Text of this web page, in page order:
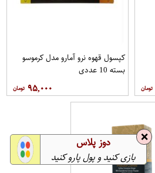
کپسول قهوه نرو آمارو مدل کرموسو
بسته 10 عددی
۹۵,۰۰۰
❌ دوز پلاس
بازی کنید و پول پارو کنید